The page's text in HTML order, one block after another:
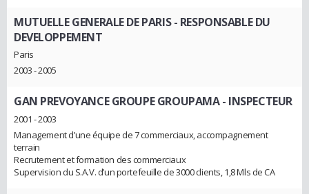
MUTUELLE GENERALE DE PARIS- RESPONSABLE DU
DEVELOPPEMENT
Paris
2003 - 2005
GAN PREVOYANCE GROUPE GROUPAMA- INSPECTEUR
2001 - 2003
Management d’une équipe de 7 commerciaux, accompagnement
terrain
Recrutement et formation des commerciaux
Supervision du S.A.V. d’un portefeuille de 3000 clients, 1,8 Mls de CA